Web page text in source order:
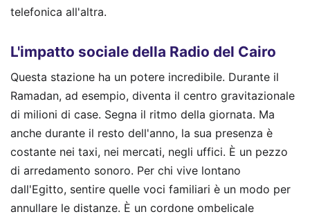
telefonica all'altra.
L'impatto sociale della Radio del Cairo
Questa stazione ha un potere incredibile. Durante il
Ramadan, ad esempio, diventa il centro gravitazionale
di milioni di case. Segna il ritmo della giornata. Ma
anche durante il resto dell'anno, la sua presenza è
costante nei taxi, nei mercati, negli uffici. È un pezzo
di arredamento sonoro. Per chi vive lontano
dall'Egitto, sentire quelle voci familiari è un modo per
annullare le distanze. È un cordone ombelicale